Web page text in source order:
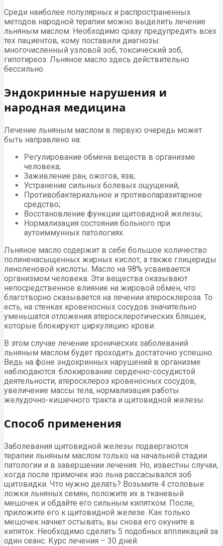
Среди наиболее популярных и распространенных
методов народной терапии можно выделить лечение
льняным маслом. Необходимо сразу предупредить всех
тех пациентов, кому поставили диагнозы:
многочисленный узловой зоб, токсический зоб,
гипотиреоз. Льняное масло здесь действительно
бессильно.
Эндокринные нарушения и
народная медицина
Лечение льняным маслом в первую очередь может
быть направлено на:
Регулирование обмена веществ в организме
человека;
Заживление ран, ожогов, язв;
Устранение сильных болевых ощущений;
Противобактериальное и противопаразитарное
средство;
Восстановление функции щитовидной железы;
Нормализация состояния больного при
аутоиммунных патологиях.
Льняное масло содержит в себе большое количество
полиненасыщенных жирных кислот, а также глицериды
линоленовой кислоты. Масло на 98% усваивается
организмом человека. Эти вещества оказывают
непосредственное влияние на жировой обмен, что
благотворно сказывается на лечении атеросклероза. То
есть, на стенках кровеносных сосудов значительно
уменьшатся отложения атеросклеротических бляшек,
которые блокируют циркуляцию крови.
В этом случае лечение хронических заболеваний
льняным маслом будет проходить достаточно успешно.
Ведь на фоне эндокринных нарушений в организме
наблюдаются: блокирование сердечно-сосудистой
деятельности, атеросклероз кровеносных сосудов,
увеличение массы тела, нормализация работы
желудочно-кишечного тракта и щитовидной железы.
Способ применения
Заболевания щитовидной железы подвергаются
терапии льняным маслом только на начальной стадии
патологии и в завершении лечения. Но, известны случаи,
когда после примочек изо льна рассасывался зоб
щитовидки. Что нужно делать? Возьмите 4 столовые
ложки льняных семян, положите их в тканевый
мешочек и обдайте его сильным кипятком. После,
приложите его к щитовидной железе. Как только
мешочек начнет остывать, вы снова его окуните в
кипяток. Необходимо сделать 5 подобных аппликаций за
один сеанс. Курс лечения – 30 дней.